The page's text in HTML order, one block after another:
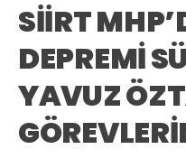
SİİRT
DEPREMİ
YAVUZ